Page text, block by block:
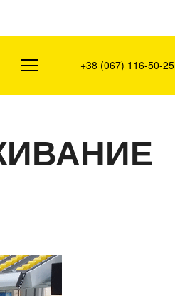
+38 (067) 116-50-25